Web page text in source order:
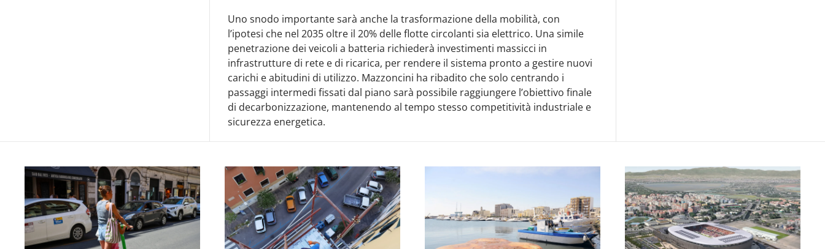
Uno snodo importante sarà anche la trasformazione della mobilità, con
l’ipotesi che nel 2035 oltre il 20% delle flotte circolanti sia elettrico. Una simile
penetrazione dei veicoli a batteria richiederà investimenti massicci in
infrastrutture di rete e di ricarica, per rendere il sistema pronto a gestire nuovi
carichi e abitudini di utilizzo. Mazzoncini ha ribadito che solo centrando i
passaggi intermedi fissati dal piano sarà possibile raggiungere l’obiettivo finale
di decarbonizzazione, mantenendo al tempo stesso competitività industriale e
sicurezza energetica.​